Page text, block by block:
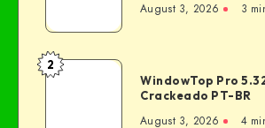
August 3, 2026 3
2
WindowTop Pro
Crackeado PT-BR
August 3, 2026 4